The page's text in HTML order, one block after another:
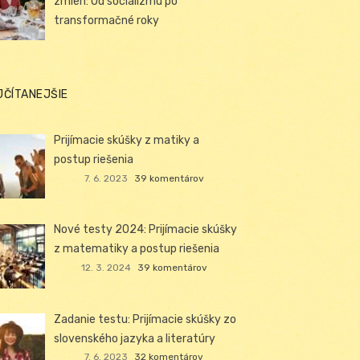
transformačné roky
Prijímacie skúšky z matiky a
postup riešenia
7. 6. 2023 39 komentárov
Nové testy 2024: Prijímacie skúšky
z matematiky a postup riešenia
12. 3. 2024 39 komentárov
Zadanie testu: Prijímacie skúšky zo
slovenského jazyka a literatúry
7. 6. 2023 32 komentárov